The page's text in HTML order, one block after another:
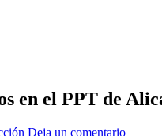
en el PPT de
Deja un comentario